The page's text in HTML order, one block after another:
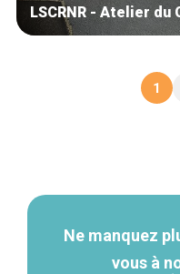
LSCRNR - Atelier du
1
Ne manquez
vous à